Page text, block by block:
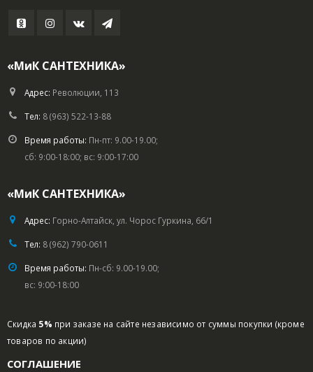
«МиК САНТЕХНИКА»
Адрес: Революции, 113
Тел: 8 (963) 522-13-88
Время работы: Пн-пт: 9.00-19.00;
сб: 9:00-18:00; вс: 9:00-17:00
«МиК САНТЕХНИКА»
Адрес: Горно-Алтайск, ул. Чорос Гуркина, 66/1
Тел: 8 (962) 790-0611
Время работы: Пн-сб: 9.00-19.00;
вс: 9:00-18:00
Скидка 5% при заказе на сайте независимо от суммы покупки (кроме
товаров по акции)
СОГЛАШЕНИЕ